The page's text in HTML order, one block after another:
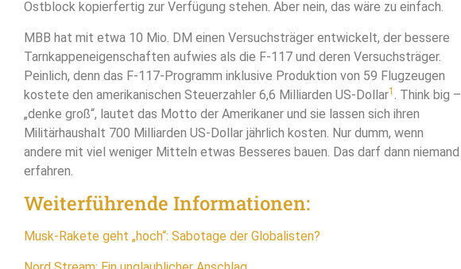
Ostblock kopierfertig zur Verfügung stehen. Aber nein, das wäre zu einfach.
MBB hat mit etwa 10 Mio. DM einen Versuchsträger entwickelt, der bessere
Tarnkappeneigenschaften aufwies als die F-117 und deren Versuchsträger.
Peinlich, denn das F-117-Programm inklusive Produktion von 59 Flugzeugen
kostete den amerikanischen Steuerzahler 6,6 Milliarden US-Dollar1 . Think big –
„denke groß“, lautet das Motto der Amerikaner und sie lassen sich ihren
Militärhaushalt 700 Milliarden US-Dollar jährlich kosten. Nur dumm, wenn
andere mit viel weniger Mitteln etwas Besseres bauen. Das darf dann niemand
erfahren.
Weiterführende Informationen:
Musk-Rakete geht „hoch“: Sabotage der Globalisten?